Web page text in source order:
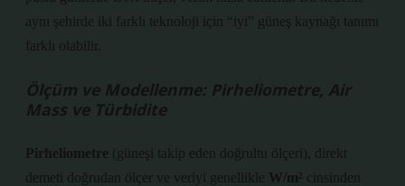
aynı şehirde iki farklı teknoloji için “iyi” güneş kaynağı tanımı
farklı olabilir.
Ölçüm ve Modellenme: Pirheliometre, Air
Mass ve Türbidite
Pirheliometre (güneşi takip eden doğrultu ölçeri), direkt
demeti doğrudan ölçer ve veriyi genellikle W/m² cinsinden